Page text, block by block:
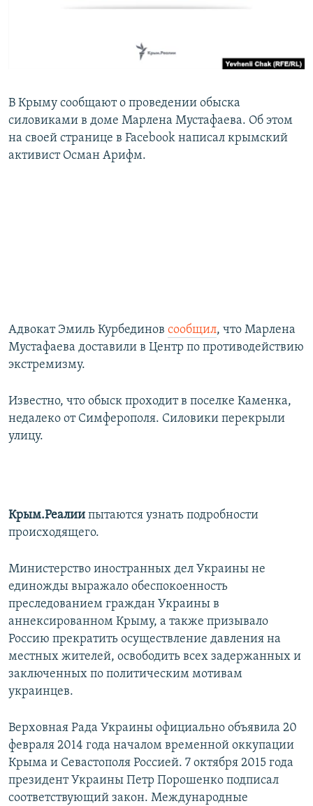
ПРИСОЕДИНЯЙТЕСЬ!
Все сайты RFE/RL
В Крыму сообщают о проведении обыска
силовиками в доме Марлена Мустафаева. Об этом
на своей странице в Facebook написал крымский
активист Осман Арифм.
Адвокат Эмиль Курбединов сообщил, что Марлена
Мустафаева доставили в Центр по противодействию
экстремизму.
Известно, что обыск проходит в поселке Каменка,
недалеко от Симферополя. Силовики перекрыли
улицу.
Крым.Реалии пытаются узнать подробности
происходящего.
Министерство иностранных дел Украины не
единожды выражало обеспокоенность
преследованием граждан Украины в
аннексированном Крыму, а также призывало
Россию прекратить осуществление давления на
местных жителей, освободить всех задержанных и
заключенных по политическим мотивам
украинцев.
Верховная Рада Украины официально объявила 20
февраля 2014 года началом временной оккупации
Крыма и Севастополя Россией. 7 октября 2015 года
президент Украины Петр Порошенко подписал
соответствующий закон. Международные